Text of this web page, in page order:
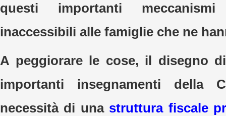
questi importanti
inaccessibili alle famiglie che ne
A peggiorare le cose, il disegno
importanti insegnamenti della
necessità di una struttura fiscale